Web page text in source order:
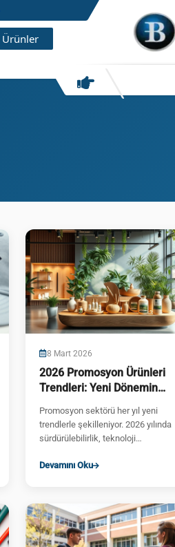
Ürünler
8 Mart 2026
2026 Promosyon Ürünleri
Trendleri: Yeni Dönemin
Promosyon sektörü her yıl yeni
trendlerle şekilleniyor. 2026 yılında
sürdürülebilirlik, teknoloji
Devamını Oku